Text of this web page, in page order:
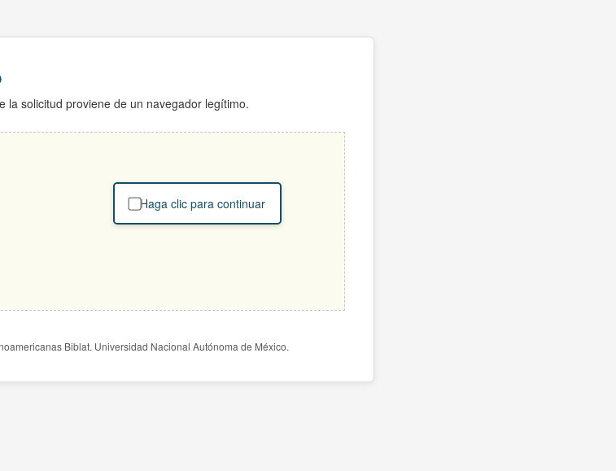
la solicitud proviene de un navegador legítimo.
Haga clic para continuar
Biblat. Universidad Nacional Autónoma de México.